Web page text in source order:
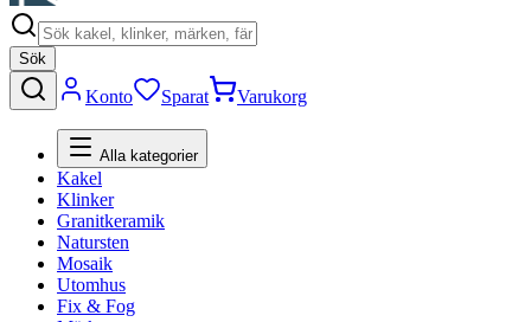
Sök
Konto Sparat Varukorg
Alla kategorier
Kakel
Klinker
Granitkeramik
Natursten
Mosaik
Utomhus
Fix & Fog